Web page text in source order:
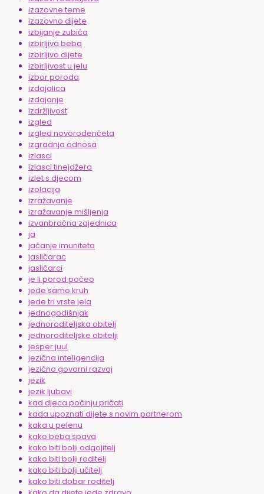
izazovne teme
izazovno dijete
izbijanje zubića
izbirljiva beba
izbirljivo dijete
izbirljivost u jelu
izbor poroda
izdajalica
izdajanje
izdržljivost
izgled
izgled novorođenčeta
izgradnja odnosa
izlasci
izlasci tinejdžera
izlet s djecom
izolacija
izražavanje
izražavanje mišljenja
izvanbračna zajednica
ja
jačanje imuniteta
jasličarac
jasličarci
je li porod počeo
jede samo kruh
jede tri vrste jela
jednogodišnjak
jednoroditeljska obitelj
jednoroditeljske obitelji
jesper juul
jezična inteligencija
jezično govorni razvoj
jezik
jezik ljubavi
kad djeca počinju pričati
kada upoznati dijete s novim partnerom
kaka u pelenu
kako beba spava
kako biti bolji odgojitelj
kako biti bolji roditelj
kako biti bolji učitelj
kako biti dobar roditelj